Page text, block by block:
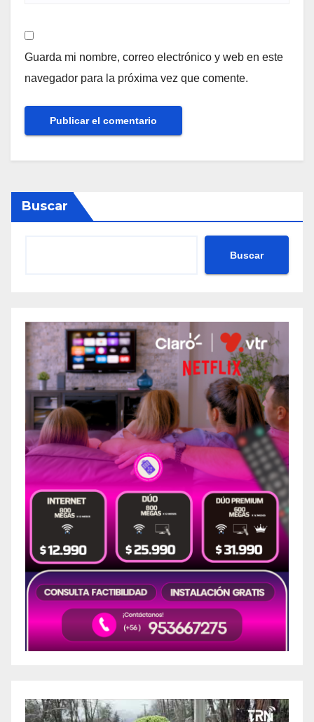
Guarda mi nombre, correo electrónico y web en este
navegador para la próxima vez que comente.
Buscar
Buscar